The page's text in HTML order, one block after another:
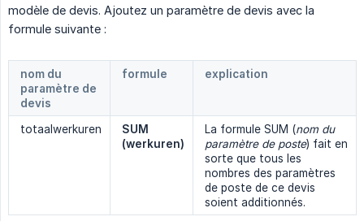
modèle de devis. Ajoutez un paramètre de devis avec la
formule suivante :
nom du
paramètre de
devis
formule explication
totaalwerkuren
SUM
(werkuren)
La formule SUM (nom du
paramètre de poste) fait en
sorte que tous les
nombres des paramètres
de poste de ce devis
soient additionnés.